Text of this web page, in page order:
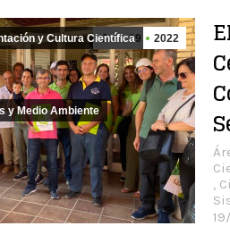
Jul 19 2022
y Cultura Científica
y Medio Ambiente
,